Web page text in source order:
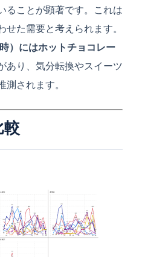
ることが顕著です。これは
た需要と考えられます。
）にはホットチョコレー
あり、気分転換やスイーツ
されます。